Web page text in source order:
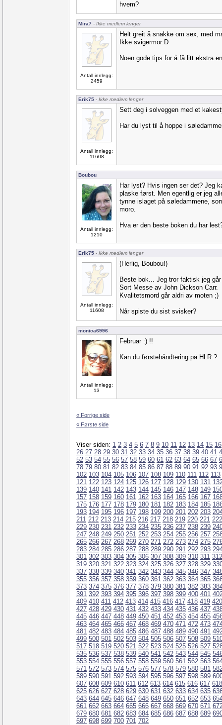
hvem?
Mira7 - Ikke medlem lenger
Antall innlegg:
2459
Helt greit å snakke om sex, med
Ikke svigermor:D
Noen gode tips for å få litt ekstra
Erik75 - Ikke medlem lenger
Antall innlegg:
11608
Sett deg i solveggen med et
Har du lyst til å hoppe i
Boubou
Antall innlegg:
1210
Har lyst? Hvis ingen ser det? Jeg
plaske først. Men egentlig er jeg
tynne islaget på søledammene,
moro.
Hva er den beste boken du har
Erik75 - Ikke medlem lenger
Antall innlegg:
11608
(Herlig, Boubou!)
Beste bok... Jeg tror faktisk jeg
Sort Messe av John Dickson Carr.
Kvalitetsmord går aldri av moten ;)
Når spiste du sist svisker?
monica6996
Antall innlegg:
13
Februar :) !!
Kan du førstehåndtering på HLR ?
« Forrige side
« Første side
Viser siden: 1 2 3 4 5 6 7 8 9 10 11 12 13 14 15 16
26 27 28 29 30 31 32 33 34 35 36 37 38 39 40 41
52 53 54 55 56 57 58 59 60 61 62 63 64 65 66 67
78 79 80 81 82 83 84 85 86 87 88 89 90 91 92 93
102 103 104 105 106 107 108 109 110 111 112 113
121 122 123 124 125 126 127 128 129 130 131
139 140 141 142 143 144 145 146 147 148 149
157 158 159 160 161 162 163 164 165 166 167
175 176 177 178 179 180 181 182 183 184 185
193 194 195 196 197 198 199 200 201 202 203
211 212 213 214 215 216 217 218 219 220 221 222
229 230 231 232 233 234 235 236 237 238 239
247 248 249 250 251 252 253 254 255 256 257
265 266 267 268 269 270 271 272 273 274 275
283 284 285 286 287 288 289 290 291 292 293
301 302 303 304 305 306 307 308 309 310 311 312
319 320 321 322 323 324 325 326 327 328 329
337 338 339 340 341 342 343 344 345 346 347
355 356 357 358 359 360 361 362 363 364 365
373 374 375 376 377 378 379 380 381 382 383
391 392 393 394 395 396 397 398 399 400 401
409 410 411 412 413 414 415 416 417 418 419 420
427 428 429 430 431 432 433 434 435 436 437
445 446 447 448 449 450 451 452 453 454 455
463 464 465 466 467 468 469 470 471 472 473
481 482 483 484 485 486 487 488 489 490 491
499 500 501 502 503 504 505 506 507 508 509
517 518 519 520 521 522 523 524 525 526 527
535 536 537 538 539 540 541 542 543 544 545
553 554 555 556 557 558 559 560 561 562 563
571 572 573 574 575 576 577 578 579 580 581
589 590 591 592 593 594 595 596 597 598 599
607 608 609 610 611 612 613 614 615 616 617 618
625 626 627 628 629 630 631 632 633 634 635
643 644 645 646 647 648 649 650 651 652 653
661 662 663 664 665 666 667 668 669 670 671
679 680 681 682 683 684 685 686 687 688 689
697 698 699 700 701 702